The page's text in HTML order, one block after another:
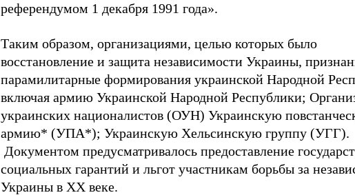
референдумом 1 декабря 1991 года».
Таким образом, организациями, целью которых было
восстановление и защита независимости Украины,
парамилитарные формирования украинской Народной
включая армию Украинской Народной Республики;
украинских националистов (ОУН) Украинскую
армию* (УПА*); Украинскую Хельсинскую группу (УГГ).
Документом предусматривалось предоставление
социальных гарантий и льгот участникам борьбы за
Украины в ХХ веке.